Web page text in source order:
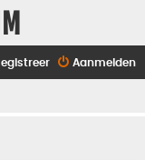
Aanmelden